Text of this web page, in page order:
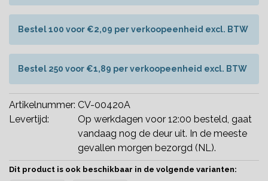
Bestel 100 voor €2,09 per verkoopeenheid excl. BTW
Bestel 250 voor €1,89 per verkoopeenheid excl. BTW
Artikelnummer: CV-00420A
Levertijd:
Op werkdagen voor 12:00 besteld, gaat
vandaag nog de deur uit. In de meeste
gevallen morgen bezorgd (NL).
Dit product is ook beschikbaar in de volgende varianten: